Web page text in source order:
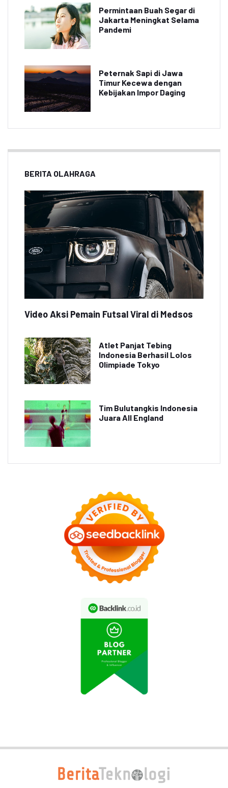
Permintaan Buah Segar di
Jakarta Meningkat Selama
Pandemi
Peternak Sapi di Jawa
Timur Kecewa dengan
Kebijakan Impor Daging
BERITA OLAHRAGA
Video Aksi Pemain Futsal Viral di Medsos
Atlet Panjat Tebing
Indonesia Berhasil Lolos
Olimpiade Tokyo
Tim Bulutangkis Indonesia
Juara All England